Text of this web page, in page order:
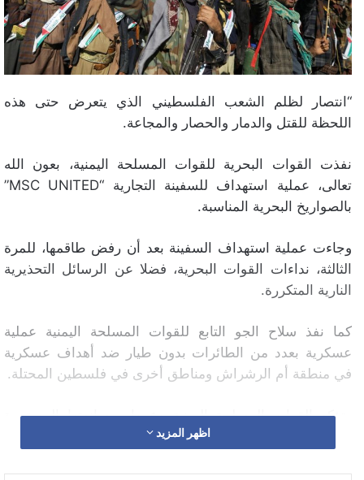
“انتصار لظلم الشعب الفلسطيني الذي يتعرض حتى هذه
اللحظة للقتل والدمار والحصار والمجاعة.
نفذت القوات البحرية للقوات المسلحة اليمنية، بعون الله
تعالى، عملية استهداف للسفينة التجارية “MSC UNITED”
بالصواريخ البحرية المناسبة.
وجاءت عملية استهداف السفينة بعد أن رفض طاقمها، للمرة
الثالثة، نداءات القوات البحرية، فضلا عن الرسائل التحذيرية
النارية المتكررة.
كما نفذ سلاح الجو التابع للقوات المسلحة اليمنية عملية
عسكرية بعدد من الطائرات بدون طيار ضد أهداف عسكرية
في منطقة أم الرشراش ومناطق أخرى في فلسطين المحتلة.
وتؤكد القوات المسلحة اليمنية دعمها ومساندتها المستمرة
للشعب الفلسطيني كجزء من واجبها الديني والأخلاقي
اظهر المزيد